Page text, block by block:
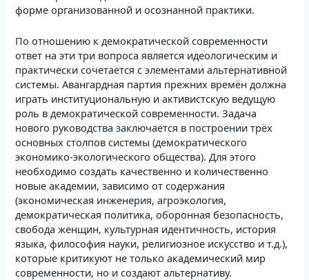
форме организованной и осознанной практики.
По отношению к демократической современности
ответ на эти три вопроса является идеологическим и
практически сочетается с элементами альтернативной
системы. Авангардная партия прежних времён должна
играть институциональную и активистскую ведущую
роль в демократической современности. Задача
нового руководства заключается в построении трёх
основных столпов системы (демократического
экономико-экологического общества). Для этого
необходимо создать качественно и количественно
новые академии, зависимо от содержания
(экономическая инженерия, агроэкология,
демократическая политика, оборонная безопасность,
свобода женщин, культурная идентичность, история
языка, философия науки, религиозное искусство и т.д.),
которые критикуют не только академический мир
современности, но и создают альтернативу.